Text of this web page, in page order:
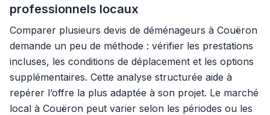
professionnels locaux
Comparer plusieurs devis de déménageurs à Couëron
demande un peu de méthode : vérifier les prestations
incluses, les conditions de déplacement et les options
supplémentaires. Cette analyse structurée aide à
repérer l’offre la plus adaptée à son projet. Le marché
local à Couëron peut varier selon les périodes ou les